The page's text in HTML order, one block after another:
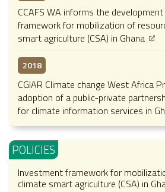
CCAFS WA informs the
framework for mobilization of
smart agriculture (CSA) in Ghana
2018
CGIAR Climate change West Africa
adoption of a public-private
for climate information services in
POLICIES
Investment framework for
climate smart agriculture (CSA) in